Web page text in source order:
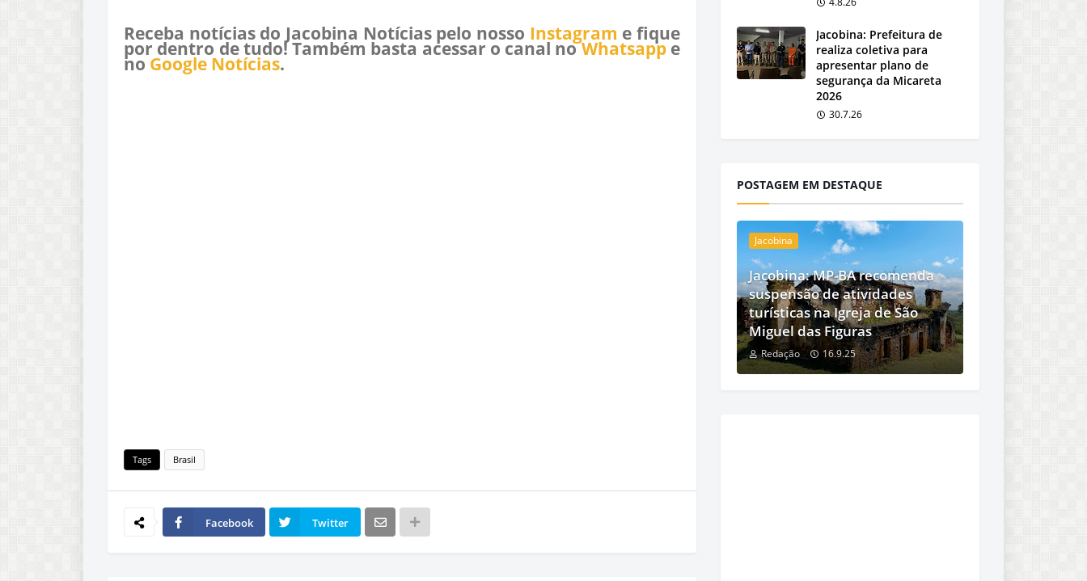
Receba notícias do Jacobina Notícias pelo nosso Instagram e fique
por dentro de tudo! Também basta acessar o canal noWhatsappe
no Google Notícias.
Tags Brasil
Facebook Twitter
Jacobina: Prefeitura de
realiza coletiva para
apresentar plano de
segurança da Micareta
2026
30.7.26
POSTAGEM EM DESTAQUE
Jacobina
Jacobina: MP-BA recomenda
suspensão de atividades
turísticas na Igreja de São
Miguel das Figuras
Redação 16.9.25